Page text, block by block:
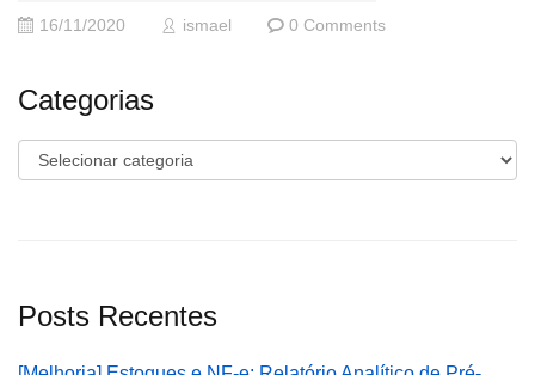
16/11/2020 ismael 0 Comments
Categorias
Categorias
Posts Recentes